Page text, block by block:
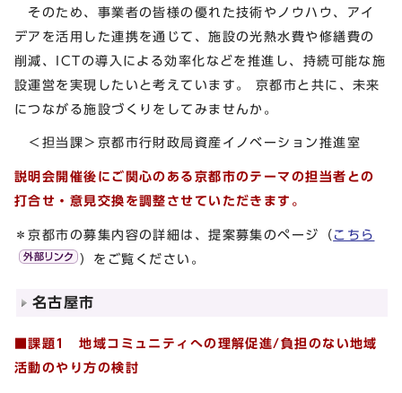
そのため、事業者の皆様の優れた技術やノウハウ、アイ
デアを活用した連携を通じて、施設の光熱水費や修繕費の
削減、ICTの導入による効率化などを推進し、持続可能な施
設運営を実現したいと考えています。 京都市と共に、未来
につながる施設づくりをしてみませんか。
＜担当課＞京都市行財政局資産イノベーション推進室
説明会開催後にご関心のある京都市のテーマの担当者との
打合せ・意見交換を調整させていただきます。
＊京都市の募集内容の詳細は、提案募集のページ（ こちら
）をご覧ください。
名古屋市
■課題1地域コミュニティへの理解促進/負担のない地域
活動のやり方の検討